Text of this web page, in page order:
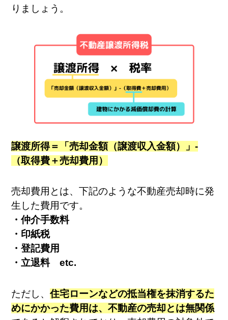
りましょう。
譲渡所得＝「売却金額（譲渡収入金額）」-
（取得費＋売却費用）
売却費用とは、下記のような不動産売却時に発
生した費用です。
・仲介手数料
・印紙税
・登記費用
・立退料 etc.
ただし、住宅ローンなどの抵当権を抹消するた
めにかかった費用は、不動産の売却とは無関係